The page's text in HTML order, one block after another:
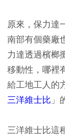
原來，保力達
南部有個藥廠
力達透過檳榔
移動性，哪裡
給工地工人的
三洋維士比 」
三洋維士比這